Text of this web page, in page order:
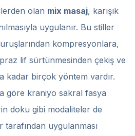
olan mix masaj, karışık
uygulanır. Bu stiller
kompresyonlara,
lif sürtünmesinden çekiş ve
kadar birçok yöntem vardır.
göre kraniyo sakral fasya
doku gibi modaliteler de
tarafından uygulanması